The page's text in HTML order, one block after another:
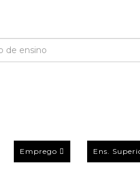
Emprego Ens.